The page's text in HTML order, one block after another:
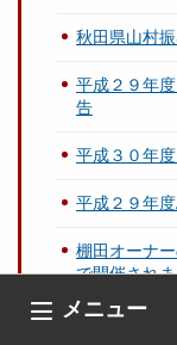
メニュー
秋田県山村
平成２９年
告
平成３０年
平成２９年
棚田オーナ
で開催され
【水沢地域